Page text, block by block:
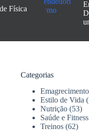
Física
Categorias
Emagrecimento
Estilo de Vida
Nutrição (53)
Saúde e Fitness
Treinos (62)